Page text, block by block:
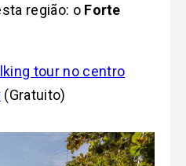
região: o Forte
tour no centro
(Gratuito)